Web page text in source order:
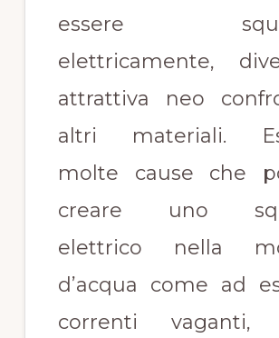
essere
elettricamente,
attrattiva neo
altri materiali.
molte cause che
creare uno
elettrico nella
d’acqua come ad
correnti vaganti,